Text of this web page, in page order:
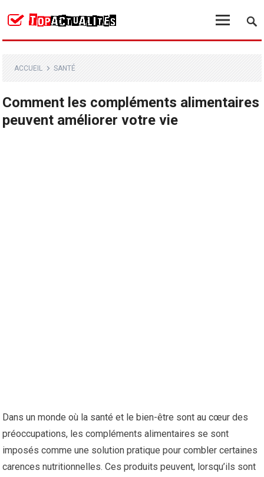
ACCUEIL SANTÉ
Comment les compléments alimentaires
peuvent améliorer votre vie
Dans un monde où la santé et le bien-être sont au cœur des
préoccupations, les compléments alimentaires se sont
imposés comme une solution pratique pour combler certaines
carences nutritionnelles. Ces produits peuvent, lorsqu’ils sont